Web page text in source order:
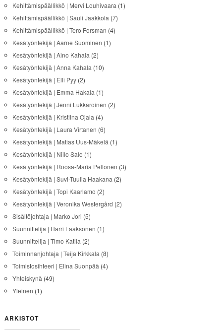
Kehittämispäällikkö | Mervi Louhivaara (1)
Kehittämispäällikkö | Sauli Jaakkola (7)
Kehittämispäällikkö | Tero Forsman (4)
Kesätyöntekijä | Aarne Suominen (1)
Kesätyöntekijä | Aino Kahala (2)
Kesätyöntekijä | Anna Kahala (10)
Kesätyöntekijä | Elli Pyy(2)
Kesätyöntekijä | Emma Hakala (1)
Kesätyöntekijä | Jenni Lukkaroinen (2)
Kesätyöntekijä | Kristiina Ojala (4)
Kesätyöntekijä | Laura Virtanen (6)
Kesätyöntekijä | Matias Uus-Mäkelä (1)
Kesätyöntekijä | Niilo Salo (1)
Kesätyöntekijä | Roosa-Maria Peltonen (3)
Kesätyöntekijä | Suvi-Tuulia Haakana (2)
Kesätyöntekijä | Topi Kaarlamo (2)
Kesätyöntekijä | Veronika Westergård (2)
Sisältöjohtaja | Marko Jori (5)
Suunnittelija | Harri Laaksonen (1)
Suunnittelija | Timo Katila (2)
Toiminnanjohtaja | Teija Kirkkala (8)
Toimistosihteeri | Elina Suonpää (4)
Yhteiskynä (49)
Yleinen (1)
ARKISTOT